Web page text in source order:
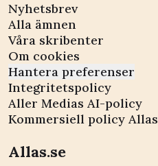
Nyhetsbrev
Alla ämnen
Våra skribenter
Om cookies
Hantera preferenser
Integritetspolicy
Aller Medias AI-policy
Kommersiell policy Allas
Allas.se